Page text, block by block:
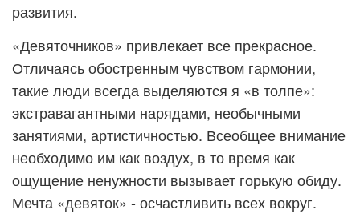
развития.
«Девяточников» привлекает все прекрасное.
Отличаясь обостренным чувством гармонии,
такие люди всегда выделяются я «в толпе»:
экстравагантными нарядами, необычными
занятиями, артистичностью. Всеобщее внимание
необходимо им как воздух, в то время как
ощущение ненужности вызывает горькую обиду.
Мечта «девяток» - осчастливить всех вокруг.